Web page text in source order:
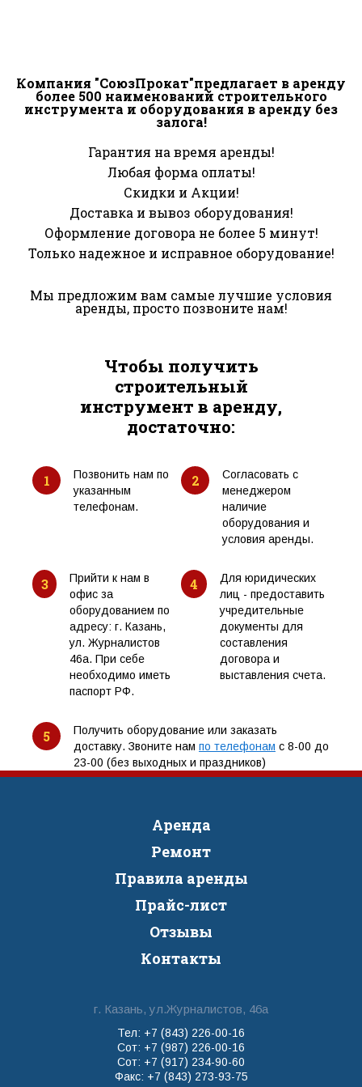
Компания "СоюзПрокат"предлагает в аренду
более 500 наименований строительного
инструмента и оборудования в аренду без
залога!
Гарантия на время аренды!
Любая форма оплаты!
Скидки и Акции!
Доставка и вывоз оборудования!
Оформление договора не более 5 минут!
Только надежное и исправное оборудование!
Мы предложим вам самые лучшие условия
аренды, просто позвоните нам!
Чтобы получить
строительный
инструмент в аренду,
достаточно:
1
Позвонить нам по
указанным
телефонам.
2
Согласовать с
менеджером
наличие
оборудования и
условия аренды.
3
Прийти к нам в
офис за
оборудованием по
адресу: г. Казань,
ул. Журналистов
46а. При себе
необходимо иметь
паспорт РФ.
4
Для юридических
лиц - предоставить
учредительные
документы для
составления
договора и
выставления счета.
5
Получить оборудование или заказать
доставку. Звоните нам по телефонам с 8-00 до
23-00 (без выходных и праздников)
Аренда
Ремонт
Правила аренды
Прайс-лист
Отзывы
Контакты
г. Казань, ул.Журналистов, 46а
Тел: +7 (843) 226-00-16
Сот: +7 (987) 226-00-16
Сот: +7 (917) 234-90-60
Факс: +7 (843) 273-93-75